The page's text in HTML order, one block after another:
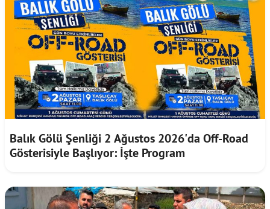
Balık Gölü Şenliği 2 Ağustos 2026'da Off-Road
Gösterisiyle Başlıyor: İşte Program